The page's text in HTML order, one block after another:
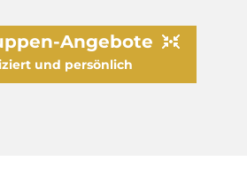
Angebote
und persönlich